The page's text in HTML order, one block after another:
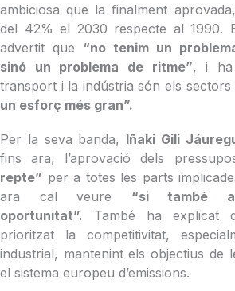
ambiciosa que la finalment
del 42% el 2030 respecte al 1990.
advertit que “no tenim un
sinó un problema de ritme”, i ha
transport i la indústria són els sectors
un esforç més gran”.
Per la seva banda, Iñaki Gili
fins ara, l’aprovació dels
repte” per a totes les parts
ara cal veure “si també
oportunitat”. També ha explicat
prioritzat la competitivitat,
industrial, mantenint els objectius de
el sistema europeu d’emissions.